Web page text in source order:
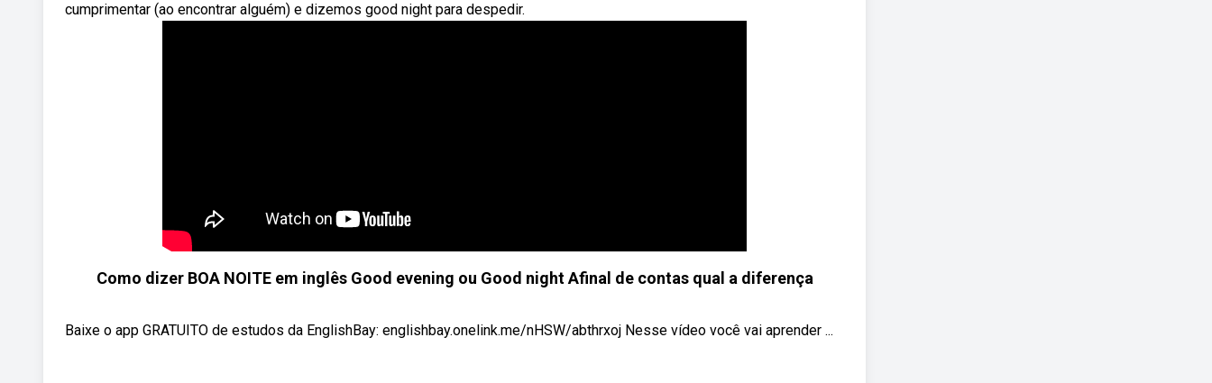
cumprimentar (ao encontrar alguém) e dizemos good night para despedir.
Como dizer BOA NOITE em inglês Good evening ou Good night Afinal de contas qual a diferença
Baixe o app GRATUITO de estudos da EnglishBay: englishbay.onelink.me/nHSW/abthrxoj Nesse vídeo você vai aprender ...